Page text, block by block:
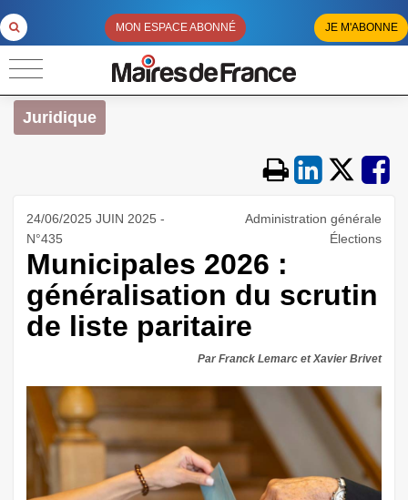
MON ESPACE ABONNÉ JE M'ABONNE
Juridique
24/06/2025 JUIN 2025 -
N°435
Administration générale
Élections
Municipales 2026 :
généralisation du scrutin
de liste paritaire
Par Franck Lemarc et Xavier Brivet